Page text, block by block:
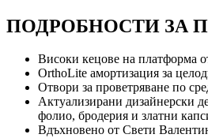
ПОДРОБНОСТИ ЗА
Високи кецове на платформа
OrthoLite амортизация за
Отвори за проветряване по
Актуализирани дизайнерски
фолио, бродерия и златни
Вдъхновено от Свети